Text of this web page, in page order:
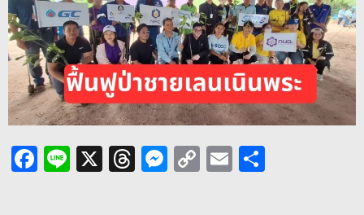
F
a
Li
n
X T
h
M
e
C
o
E
m